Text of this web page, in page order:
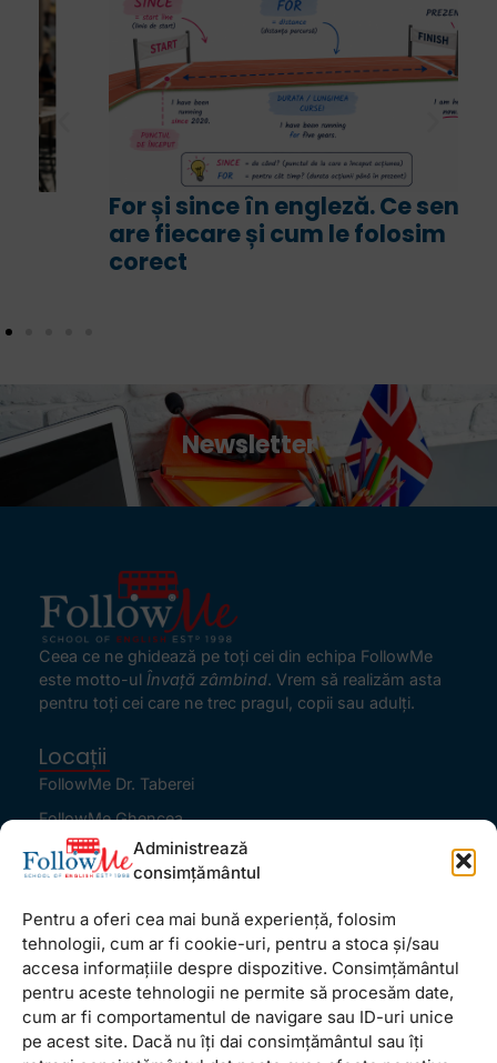
Administrează
consimțământul
Pentru a oferi cea mai bună experiență, folosim
tehnologii, cum ar fi cookie-uri, pentru a stoca și/sau
accesa informațiile despre dispozitive. Consimțământul
pentru aceste tehnologii ne permite să procesăm date,
cum ar fi comportamentul de navigare sau ID-uri unice
pe acest site. Dacă nu îți dai consimțământul sau îți
For și since în engleză. Ce sens
are fiecare și cum le folosim
corect
Newsletter
Ceea ce ne ghidează pe toţi cei din echipa FollowMe
este motto-ul Învaţă zâmbind. Vrem să realizăm asta
pentru toţi cei care ne trec pragul, copii sau adulţi.
Locații
FollowMe Dr. Taberei
FollowMe Ghencea
FollowMe Titan
Informații Utile
Regulament FollowMe
Structură an școlar
Contact
Testimoniale